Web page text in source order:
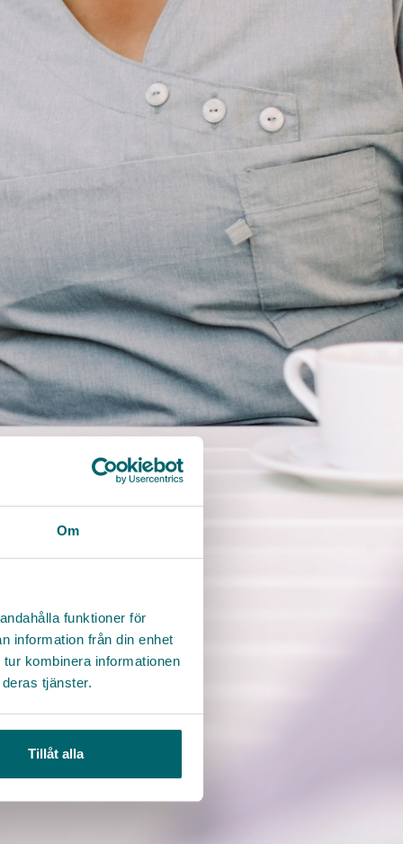
Om
funktioner för
information från din enhet
kombinera informationen
tjänster.
Tillåt alla